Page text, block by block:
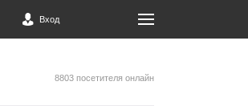
Вход
8803 посетителя онлайн